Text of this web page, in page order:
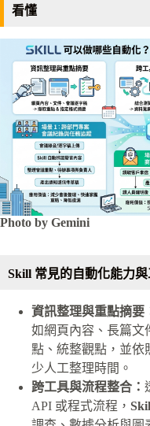
看懂
Photo by Gemini
Skill 常見的自動化能力
資訊整理與重點摘要
如網頁內容、長篇文
點、統整觀點，並依
少人工整理時間。
跨工具與流程整合：
API 或程式流程，